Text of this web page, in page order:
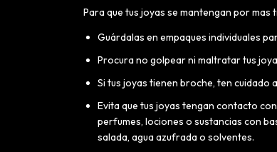
Para que tus joyas se mantengan por
Guárdalas en empaques individuales
Procura no golpear ni maltratar tus
Si tus joyas tienen broche, ten cuidado
Evita que tus joyas tengan contacto
perfumes, lociones o sustancias con
salada, agua azufrada o solventes.